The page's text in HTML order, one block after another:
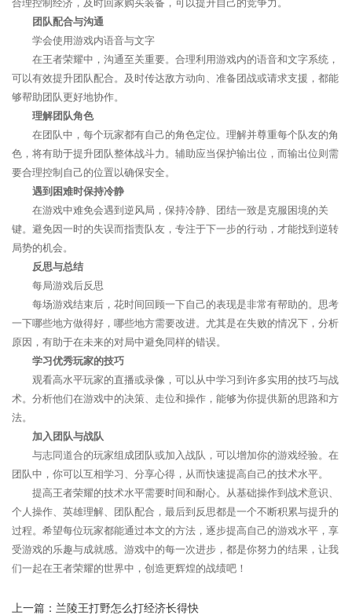
合理控制经济，及时回家购买装备，可以提升自己的竞争力。
团队配合与沟通
学会使用游戏内语音与文字
在王者荣耀中，沟通至关重要。合理利用游戏内的语音和文字系统，
可以有效提升团队配合。及时传达敌方动向、准备团战或请求支援，都能
够帮助团队更好地协作。
理解团队角色
在团队中，每个玩家都有自己的角色定位。理解并尊重每个队友的角
色，将有助于提升团队整体战斗力。辅助应当保护输出位，而输出位则需
要合理控制自己的位置以确保安全。
遇到困难时保持冷静
在游戏中难免会遇到逆风局，保持冷静、团结一致是克服困境的关
键。避免因一时的失误而指责队友，专注于下一步的行动，才能找到逆转
局势的机会。
反思与总结
每局游戏后反思
每场游戏结束后，花时间回顾一下自己的表现是非常有帮助的。思考
一下哪些地方做得好，哪些地方需要改进。尤其是在失败的情况下，分析
原因，有助于在未来的对局中避免同样的错误。
学习优秀玩家的技巧
观看高水平玩家的直播或录像，可以从中学习到许多实用的技巧与战
术。分析他们在游戏中的决策、走位和操作，能够为你提供新的思路和方
法。
加入团队与战队
与志同道合的玩家组成团队或加入战队，可以增加你的游戏经验。在
团队中，你可以互相学习、分享心得，从而快速提高自己的技术水平。
提高王者荣耀的技术水平需要时间和耐心。从基础操作到战术意识、
个人操作、英雄理解、团队配合，最后到反思都是一个不断积累与提升的
过程。希望每位玩家都能通过本文的方法，逐步提高自己的游戏水平，享
受游戏的乐趣与成就感。游戏中的每一次进步，都是你努力的结果，让我
们一起在王者荣耀的世界中，创造更辉煌的战绩吧！
上一篇： 兰陵王打野怎么打经济长得快